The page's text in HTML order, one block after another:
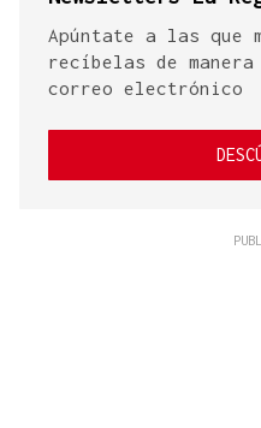
Apúntate a las que
recíbelas de
correo electrónico